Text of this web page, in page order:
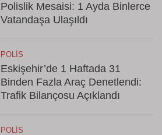
Polislik Mesaisi: 1 Ayda Binlerce
Vatandaşa Ulaşıldı
POLIS
Eskişehir’de 1 Haftada 31
Binden Fazla Araç Denetlendi:
Trafik Bilançosu Açıklandı
POLIS